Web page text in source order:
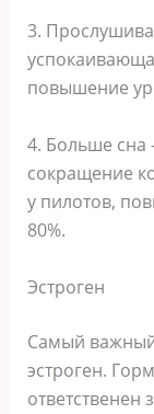
3.
повышение
4. Больше сна
сокращение
у пилотов,
80%.
Эстроген
Самый
эстроген.